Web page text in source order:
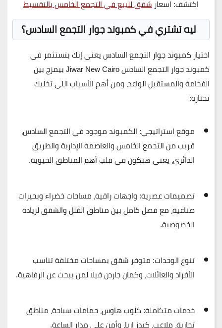
اكتشف: اسعار شقق للبيع في التجمع الخامس بالتقسيط
ليه تشتري في كمبوند جوار التجمع السادس؟
اختيار كمبوند جوار التجمع السادسيعني إنك بتستثمر في
كمبوند جوار التجمع السادس Jiwar New Cairo
بيمزج بين
الفخامة والمستقبل الواعد، ومن أهم الأسباب اللي تخليك
تختاره:
موقع استراتيجي: الكمبوند موجود في التجمع السادس،
قريب من التجمع الخامس والعاصمة الإدارية والطريق
الدائري، يعني هتكون في قلب أهم المناطق الحيوية.
تصميمات عصرية: واجهات راقية، مساحات خضراء وبحيرات
صناعية، مع فصل كامل بين مناطق الفلل والشقق لزيادة
الخصوصية.
تنوع الوحدات: متوفر شقق بمساحات مختلفة تناسب
الأفراد والعائلات، وكمان جاردن فيلا لمن يبحث عن الرفاهية.
خدمات متكاملة: كلوب هاوس، حمامات سباحة، مناطق
تجارية، ملاعب، كيدز إريا، وأمن على مدار الساعة.